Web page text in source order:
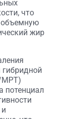
что
объемную
жир
МРТ)
потенциал